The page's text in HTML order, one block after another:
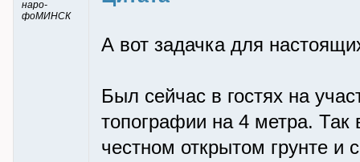
наро-
фоМИНСК
А вот задачка для
Был сейчас в гостях на
топографии на 4 метра. Так
честном открытом грунте